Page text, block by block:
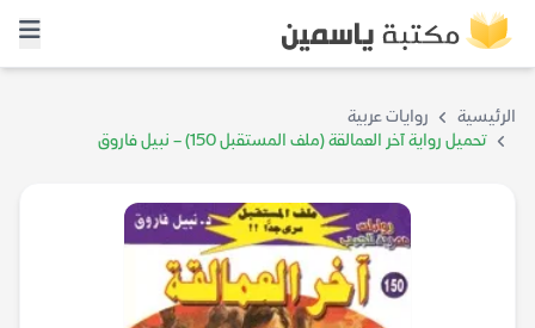
الرئيسية
روايات عربية
تحميل رواية آخر العمالقة (ملف المستقبل 150) – نبيل فاروق